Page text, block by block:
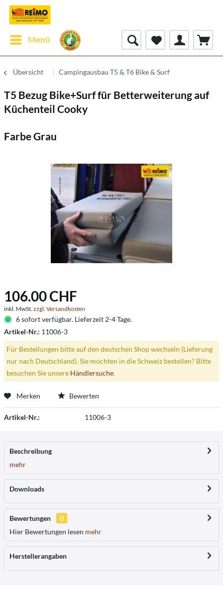
Menü
Übersicht Campingausbau T5 & T6 Bike & Surf
T5 Bezug Bike+Surf für Betterweiterung auf
Küchenteil Cooky
Farbe Grau
106.00 CHF
inkl. MwSt. zzgl. Versandkosten
6 sofort verfügbar. Lieferzeit 2-4 Tage.
Artikel-Nr.: 11006-3
Für Bestellungen bitte auf den deutschen Shop wechseln (Lieferung
nur nach Deutschland). Sie möchten in die Schweiz bestellen? Bitte
besuchen Sie unsere Händlersuche.
Merken Bewerten
Artikel-Nr.: 11006-3
Beschreibung
mehr
Downloads
Bewertungen
0
Hier Bewertungen lesen mehr
Herstellerangaben